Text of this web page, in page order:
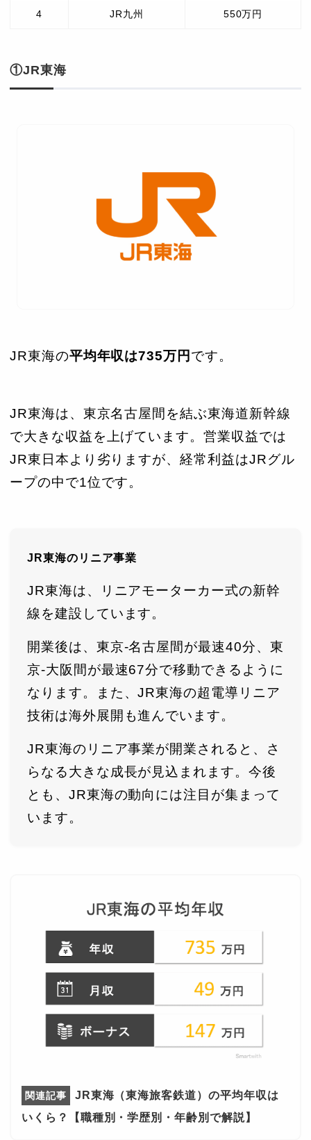
4 JR九州 550万円
①JR東海
JR東海の平均年収は735万円 です。
JR東海は、東京名古屋間を結ぶ東海道新幹線
で大きな収益を上げています。営業収益では
JR東日本より劣りますが、経常利益はJRグル
ープの中で1位です。
JR東海のリニア事業
JR東海は、リニアモーターカー式の新幹
線を建設しています。
開業後は、東京-名古屋間が最速40分、東
京-大阪間が最速67分で移動できるように
なります。また、JR東海の超電導リニア
技術は海外展開も進んでいます。
JR東海のリニア事業が開業されると、さ
らなる大きな成長が見込まれます。今後
とも、JR東海の動向には注目が集まって
います。
JR東海（東海旅客鉄道）の平均年収は
いくら？【職種別・学歴別・年齢別で解説】